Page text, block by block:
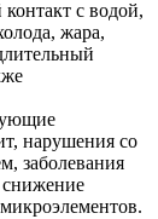
с водой,
жара,
нарушения со
заболевания
снижение